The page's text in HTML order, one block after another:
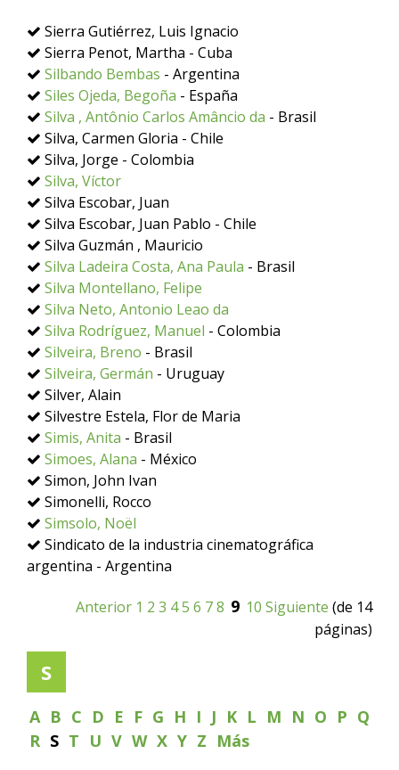
Sierra Gutiérrez, Luis Ignacio
Sierra Penot, Martha - Cuba
Silbando Bembas - Argentina
Siles Ojeda, Begoña - España
Silva , Antônio Carlos Amâncio da - Brasil
Silva, Carmen Gloria - Chile
Silva, Jorge - Colombia
Silva, Víctor
Silva Escobar, Juan
Silva Escobar, Juan Pablo - Chile
Silva Guzmán , Mauricio
Silva Ladeira Costa, Ana Paula - Brasil
Silva Montellano, Felipe
Silva Neto, Antonio Leao da
Silva Rodríguez, Manuel - Colombia
Silveira, Breno - Brasil
Silveira, Germán - Uruguay
Silver, Alain
Silvestre Estela, Flor de Maria
Simis, Anita - Brasil
Simoes, Alana - México
Simon, John Ivan
Simonelli, Rocco
Simsolo, Noël
Sindicato de la industria cinematográfica
argentina - Argentina
Anterior 1 2 3 45 6 78 9 10 Siguiente (de 14
páginas)
S
A B C D E F G H I J K L M N O P Q
R S T U V W X Y Z Más